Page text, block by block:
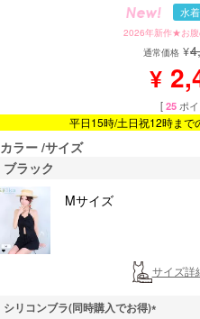
水
2026年新作★お
通常価格 ¥
¥
[ 25 ポ
平日15時/土日祝12時まで
カラー サイズ
ブラック
Mサイズ
サイズ詳
シリコンブラ(同時購入でお得)